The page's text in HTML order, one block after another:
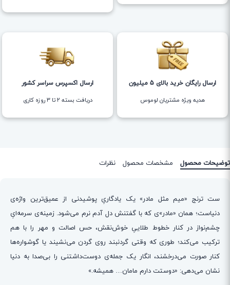
ارسال رایگان خرید بالای 5 میلیون
هدیه ویژه مشتریان لوموس
ارسال اکسپرس سراسر کشور
دریافت بسته ۲ تا ۳ روزه کاری
توضیحات محصول مشخصات محصول نظرات
ست ترنج «میم مثل مادر» یک یادگاریِ پوشیدنی از عمیق‌ترین واژه‌ی
دنیاست؛ همان «مادر»ی که با گفتنش دل آدم نرم می‌شود. زمینه‌ی سرمه‌ایِ
چشم‌نواز در کنار خطوط طلاییِ خوش‌نقش، حس اصالت و مهر را با هم
ترکیب می‌کند؛ طوری که وقتی گردنبند روی گردن می‌نشیند یا گوشواره‌ها
کنار صورت می‌درخشند، انگار یک جمله‌ی دوست‌داشتنی را بی‌صدا به دنیا
نشان می‌دهی: «دوستت دارم مامان… همیشه.»